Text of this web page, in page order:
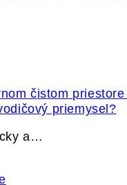
priemysel?
a…